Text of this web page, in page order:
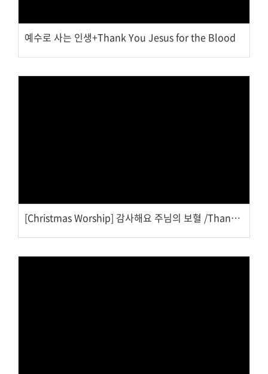
예수로 사는 인생+Thank You Jesus for the Blood
[Christmas Worship] 감사해요 주님의 보혈 /Thank You Jesus for the Blood